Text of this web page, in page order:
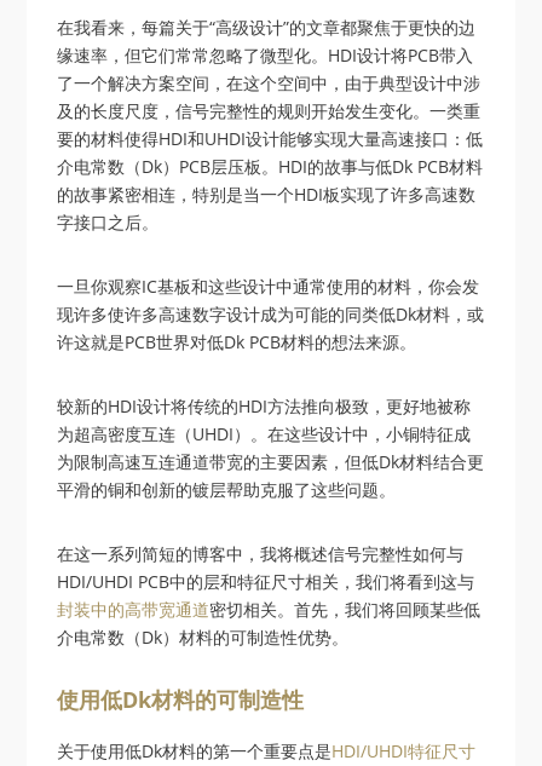
在我看来，每篇关于“高级设计”的文章都聚焦于更快的边
缘速率，但它们常常忽略了微型化。HDI设计将PCB带入
了一个解决方案空间，在这个空间中，由于典型设计中涉
及的长度尺度，信号完整性的规则开始发生变化。一类重
要的材料使得HDI和UHDI设计能够实现大量高速接口：低
介电常数（Dk）PCB层压板。HDI的故事与低Dk PCB材料
的故事紧密相连，特别是当一个HDI板实现了许多高速数
字接口之后。
一旦你观察IC基板和这些设计中通常使用的材料，你会发
现许多使许多高速数字设计成为可能的同类低Dk材料，或
许这就是PCB世界对低Dk PCB材料的想法来源。
较新的HDI设计将传统的HDI方法推向极致，更好地被称
为超高密度互连（UHDI）。在这些设计中，小铜特征成
为限制高速互连通道带宽的主要因素，但低Dk材料结合更
平滑的铜和创新的镀层帮助克服了这些问题。
在这一系列简短的博客中，我将概述信号完整性如何与
HDI/UHDI PCB中的层和特征尺寸相关，我们将看到这与
封装中的高带宽通道密切相关。首先，我们将回顾某些低
介电常数（Dk）材料的可制造性优势。
使用低Dk材料的可制造性
关于使用低Dk材料的第一个重要点是HDI/UHDI特征尺寸